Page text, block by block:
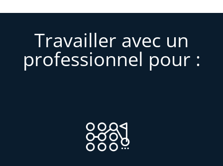
Travailler avec un
professionnel pour :